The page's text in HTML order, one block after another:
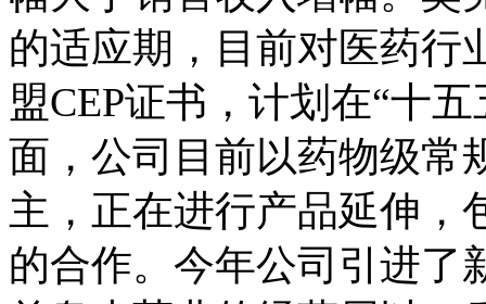
的适应期，目前对医药行
盟CEP证书，计划在“十
面，公司目前以药物级常
主，正在进行产品延伸，
的合作。今年公司引进了